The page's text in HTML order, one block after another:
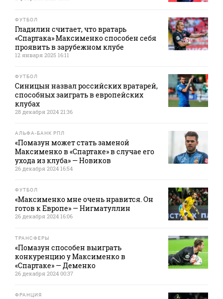
ФУТБОЛ
Гладилин считает, что вратарь
«Спартака» Максименко способен себя
проявить в зарубежном клубе
12 января 2025 16:11
ФУТБОЛ
Синицын назвал российских вратарей,
способных заиграть в европейских
клубах
28 декабря 2024 21:36
АЛЬФА-БАНК РПЛ
«Помазун может стать заменой
Максименко в «Спартаке» в случае его
ухода из клуба» — Новиков
26 декабря 2024 16:54
ФУТБОЛ
«Максименко мне очень нравится. Он
готов к Европе» — Нигматуллин
26 декабря 2024 16:06
ТРАНСФЕРЫ
«Помазун способен выиграть
конкуренцию у Максименко в
«Спартаке» — Деменко
26 декабря 2024 00:37
ФРАНЦИЯ